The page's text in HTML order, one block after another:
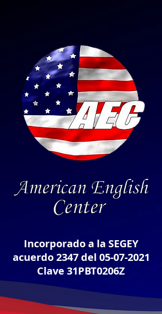
Incorporado a la SEGEY
acuerdo 2347 del 05-07-2021
Clave 31PBT0206Z